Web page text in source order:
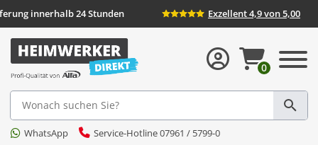
innerhalb 24 Stunden Exzellent 4,9 von 5,00
Suche
WhatsApp Service-Hotline 07961 / 5799-0
0